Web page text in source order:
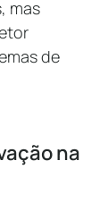
mas
de
na